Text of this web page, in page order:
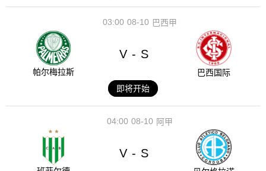
08-10
03:00 巴西甲
帕尔梅拉斯
V - S
巴西国际
即将开始
08-10
04:00 阿甲
V - S